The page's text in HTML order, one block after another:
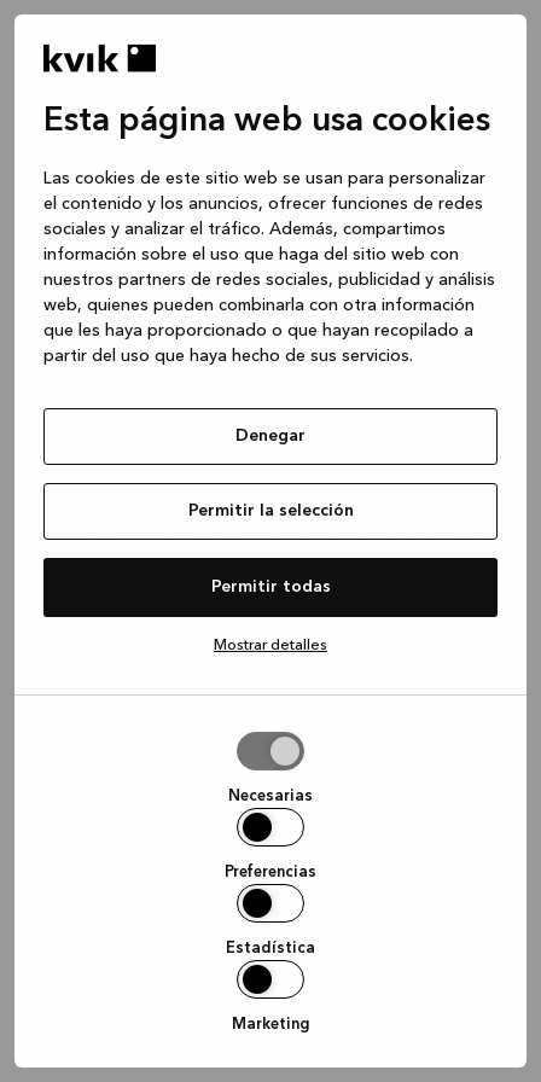
Esta página web usa cookies
Las cookies de este sitio web se usan para personalizar
el contenido y los anuncios, ofrecer funciones de redes
sociales y analizar el tráfico. Además, compartimos
información sobre el uso que haga del sitio web con
nuestros partners de redes sociales, publicidad y análisis
web, quienes pueden combinarla con otra información
que les haya proporcionado o que hayan recopilado a
partir del uso que haya hecho de sus servicios.
Denegar
Permitir la selección
Permitir todas
Mostrar detalles
Necesarias
Preferencias
Estadística
Marketing
Application error: a client-side exception has occurred
loadingwww.kvik.es (see the browser console for more